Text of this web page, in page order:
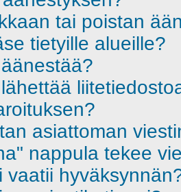
tai poistan
tietyille alueille?
asiattoman
nappula tekee
vaatii